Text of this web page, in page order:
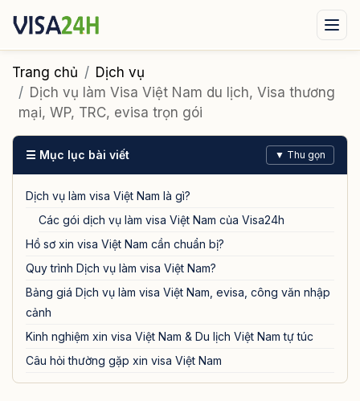
Visa xuất cảnh
Tin tức Liên hệ
Tư vấn ngay qua Zalo
Trang chủ
Dịch vụ
Dịch vụ làm Visa Việt Nam du lịch, Visa thương
mại, WP, TRC, evisa trọn gói
☰ Mục lục bài viết ▼ Thu gọn
Dịch vụ làm visa Việt Nam là gì?
Các gói dịch vụ làm visa Việt Nam của Visa24h
Hồ sơ xin visa Việt Nam cần chuẩn bị?
Quy trình Dịch vụ làm visa Việt Nam?
Bảng giá Dịch vụ làm visa Việt Nam, evisa, công văn nhập
cảnh
Kinh nghiệm xin visa Việt Nam & Du lịch Việt Nam tự túc
Câu hỏi thường gặp xin visa Việt Nam